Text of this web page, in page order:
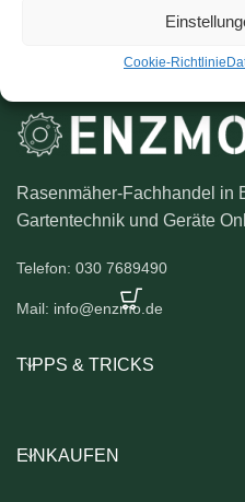
Cookie-Richtlinie
Rasenmäher-Fachhandel in
Gartentechnik und Geräte
Telefon: 030 7689490
Mail: info@enzmo.de
TIPPS & TRICKS
EINKAUFEN